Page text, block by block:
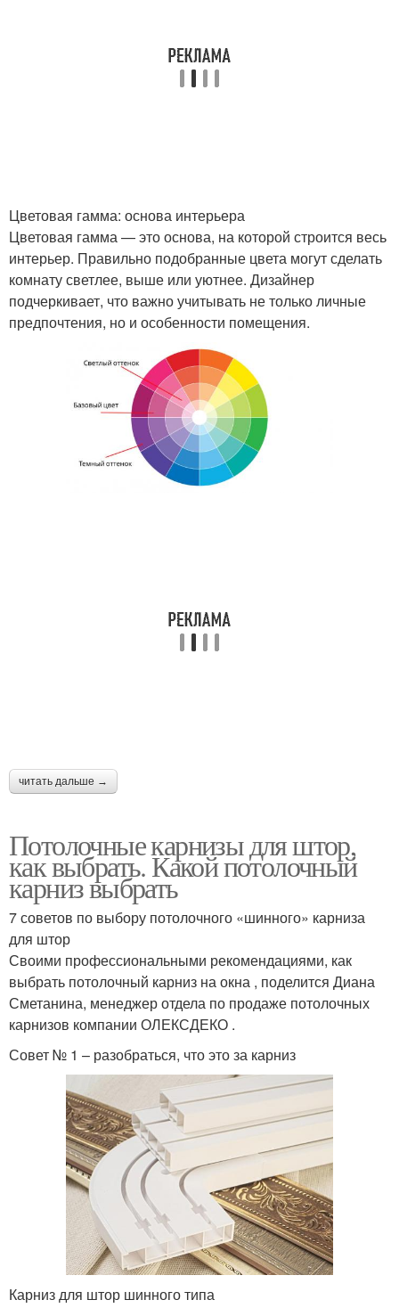
Цветовая гамма: основа интерьера
Цветовая гамма — это основа, на которой строится весь
интерьер. Правильно подобранные цвета могут сделать
комнату светлее, выше или уютнее. Дизайнер
подчеркивает, что важно учитывать не только личные
предпочтения, но и особенности помещения.
читать дальше →
Потолочные карнизы для штор,
как выбрать. Какой потолочный
карниз выбрать
7 советов по выбору потолочного «шинного» карниза
для штор
Своими профессиональными рекомендациями, как
выбрать потолочный карниз на окна , поделится Диана
Сметанина, менеджер отдела по продаже потолочных
карнизов компании ОЛЕКСДЕКО .
Совет № 1 – разобраться, что это за карниз
Карниз для штор шинного типа